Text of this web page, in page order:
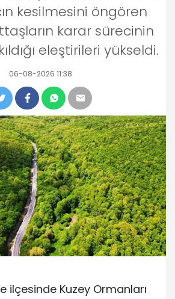
kesilmesini öngören
karar sürecinin
eleştirileri yükseldi.
06-08-2026 11:38
ilçesinde Kuzey Ormanları